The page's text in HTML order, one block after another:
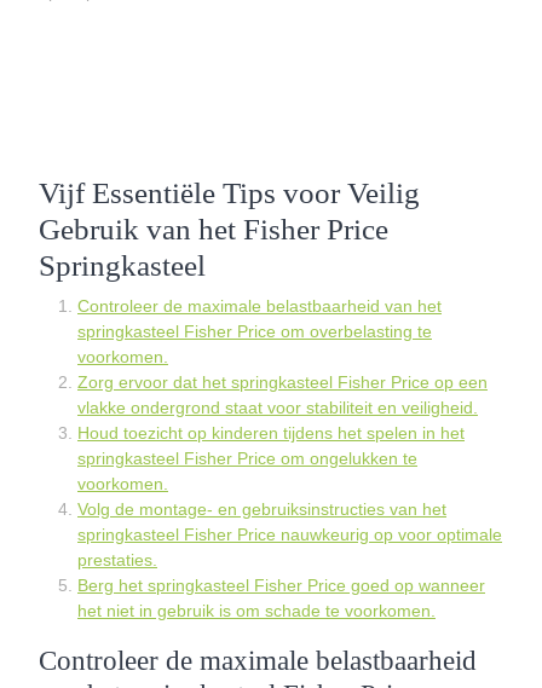
Vijf Essentiële Tips voor Veilig
Gebruik van het Fisher Price
Springkasteel
Controleer de maximale belastbaarheid van het
springkasteel Fisher Price om overbelasting te
voorkomen.
Zorg ervoor dat het springkasteel Fisher Price op een
vlakke ondergrond staat voor stabiliteit en veiligheid.
Houd toezicht op kinderen tijdens het spelen in het
springkasteel Fisher Price om ongelukken te
voorkomen.
Volg de montage- en gebruiksinstructies van het
springkasteel Fisher Price nauwkeurig op voor optimale
prestaties.
Berg het springkasteel Fisher Price goed op wanneer
het niet in gebruik is om schade te voorkomen.
Controleer de maximale belastbaarheid